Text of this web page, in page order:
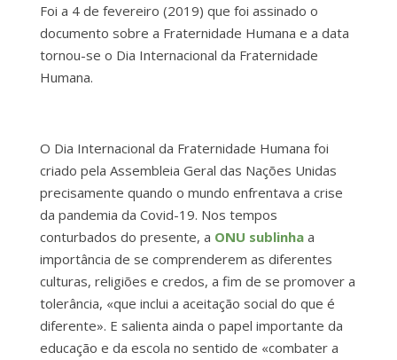
Foi a 4 de fevereiro (2019) que foi assinado o
documento sobre a Fraternidade Humana e a data
tornou-se o Dia Internacional da Fraternidade
Humana.
O Dia Internacional da Fraternidade Humana foi
criado pela Assembleia Geral das Nações Unidas
precisamente quando o mundo enfrentava a crise
da pandemia da Covid-19. Nos tempos
conturbados do presente, a ONU sublinhaa
importância de se comprenderem as diferentes
culturas, religiões e credos, a fim de se promover a
tolerância, «que inclui a aceitação social do que é
diferente». E salienta ainda o papel importante da
educação e da escola no sentido de «combater a